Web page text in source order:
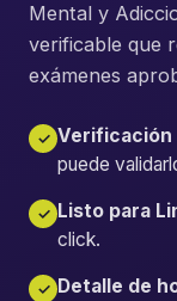
Mental y
verificable que
exámenes
✓ Verificación
puede
✓ Listo para
click.
✓ Detalle de